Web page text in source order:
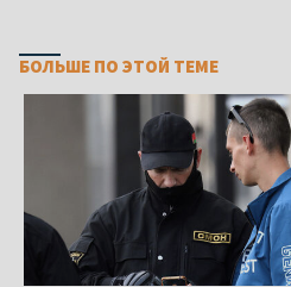
БОЛЬШЕ ПО ЭТОЙ ТЕМЕ